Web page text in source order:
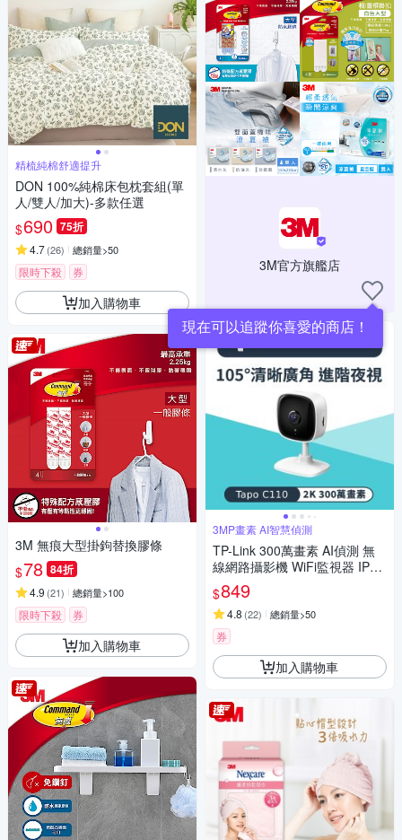
精梳純棉舒適提升
DON 100%純棉床包枕套組(單
人/雙人/加大)-多款任選
$690 75折
4.7(26) 總銷量>50
限時下殺 券
加入購物車
3M 無痕大型掛鉤替換膠條
$78 84折
4.9 (21) 總銷量>100
限時下殺 券
加入購物車
3M官方旗艦店
現在可以追蹤你喜愛的商店！
3MP畫素 AI智慧偵測
TP-Link 300萬畫素 AI偵測 無
線網路攝影機 WiFi監視器 IPCA
M (雙向語音/支援512G /寵物/
嬰兒/長輩/Tapo C110
$849
4.8 (22) 總銷量>50
券
加入購物車